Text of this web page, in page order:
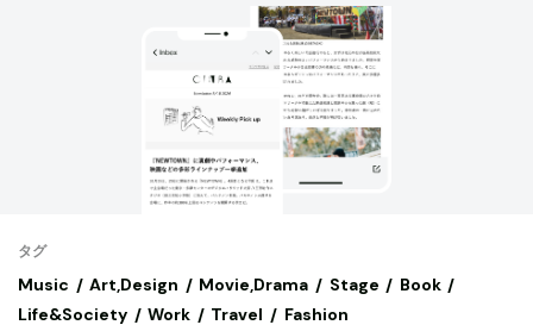
タグ
Music Art,Design Movie,Drama Stage
Book
Life&Society
Work Travel Fashion